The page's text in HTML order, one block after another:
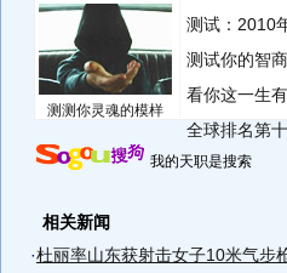
测测你灵魂的模样
测试：2010
测试你的智
看你这一生
全球排名第
我的天职是搜索
相关新闻
·杜丽率山东获射击女子10米气步